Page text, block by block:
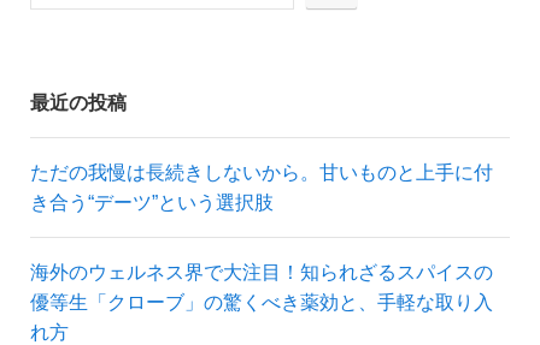
最近の投稿
ただの我慢は長続きしないから。甘いものと上手に付
き合う“デーツ”という選択肢
海外のウェルネス界で大注目！知られざるスパイスの
優等生「クローブ」の驚くべき薬効と、手軽な取り入
れ方